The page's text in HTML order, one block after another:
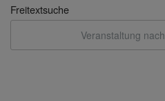
Freitextsuche